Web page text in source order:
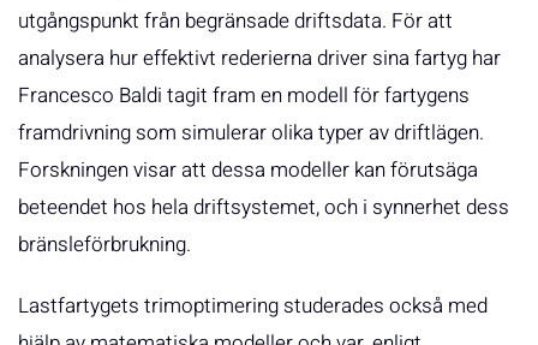
utgångspunkt från begränsade driftsdata. För att
analysera hur effektivt rederierna driver sina fartyg har
Francesco Baldi tagit fram en modell för fartygens
framdrivning som simulerar olika typer av driftlägen.
Forskningen visar att dessa modeller kan förutsäga
beteendet hos hela driftsystemet, och i synnerhet dess
bränsleförbrukning.
Lastfartygets trimoptimering studerades också med